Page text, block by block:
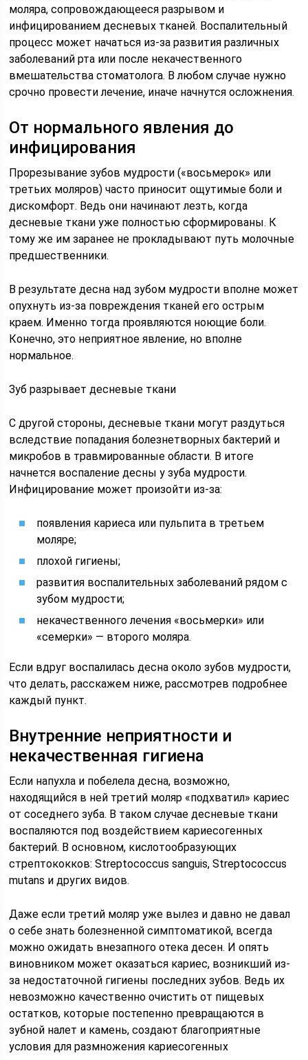
моляра, сопровождающееся разрывом и
инфицированием десневых тканей. Воспалительный
процесс может начаться из-за развития различных
заболеваний рта или после некачественного
вмешательства стоматолога. В любом случае нужно
срочно провести лечение, иначе начнутся осложнения.
От нормального явления до
инфицирования
Прорезывание зубов мудрости («восьмерок» или
третьих моляров) часто приносит ощутимые боли и
дискомфорт. Ведь они начинают лезть, когда
десневые ткани уже полностью сформированы. К
тому же им заранее не прокладывают путь молочные
предшественники.
В результате десна над зубом мудрости вполне может
опухнуть из-за повреждения тканей его острым
краем. Именно тогда проявляются ноющие боли.
Конечно, это неприятное явление, но вполне
нормальное.
Зуб разрывает десневые ткани
С другой стороны, десневые ткани могут раздуться
вследствие попадания болезнетворных бактерий и
микробов в травмированные области. В итоге
начнется воспаление десны у зуба мудрости.
Инфицирование может произойти из-за:
появления кариеса или пульпита в третьем
моляре;
плохой гигиены;
развития воспалительных заболеваний рядом с
зубом мудрости;
некачественного лечения «восьмерки» или
«семерки» — второго моляра.
Если вдруг воспалилась десна около зубов мудрости,
что делать, расскажем ниже, рассмотрев подробнее
каждый пункт.
Внутренние неприятности и
некачественная гигиена
Если напухла и побелела десна, возможно,
находящийся в ней третий моляр «подхватил» кариес
от соседнего зуба. В таком случае десневые ткани
воспаляются под воздействием кариесогенных
бактерий. В основном, кислотообразующих
стрептококков: Streptococcus sanguis, Streptococcus
mutans и других видов.
Даже если третий моляр уже вылез и давно не давал
о себе знать болезненной симптоматикой, всегда
можно ожидать внезапного отека десен. И опять
виновником может оказаться кариес, возникший из-
за недостаточной гигиены последних зубов. Ведь их
невозможно качественно очистить от пищевых
остатков, которые постепенно превращаются в
зубной налет и камень, создают благоприятные
условия для размножения кариесогенных